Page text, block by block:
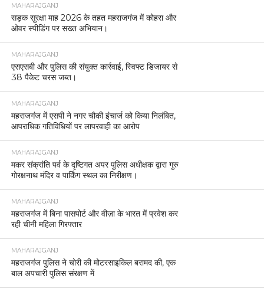
MAHARAJGANJ
सड़क सुरक्षा माह 2026 के तहत महराजगंज में कोहरा और
ओवर स्पीडिंग पर सख्त अभियान।
MAHARAJGANJ
एसएसबी और पुलिस की संयुक्त कार्रवाई, स्विफ्ट डिजायर से
38 पैकेट चरस जब्त।
MAHARAJGANJ
महराजगंज में एसपी ने नगर चौकी इंचार्ज को किया निलंबित,
आपराधिक गतिविधियों पर लापरवाही का आरोप
MAHARAJGANJ
मकर संक्रांति पर्व के दृष्टिगत अपर पुलिस अधीक्षक द्वारा गुरु
गोरक्षनाथ मंदिर व पार्किंग स्थल का निरीक्षण।
MAHARAJGANJ
महराजगंज में बिना पासपोर्ट और वीज़ा के भारत में प्रवेश कर
रही चीनी महिला गिरफ्तार
MAHARAJGANJ
महराजगंज पुलिस ने चोरी की मोटरसाइकिल बरामद की, एक
बाल अपचारी पुलिस संरक्षण में